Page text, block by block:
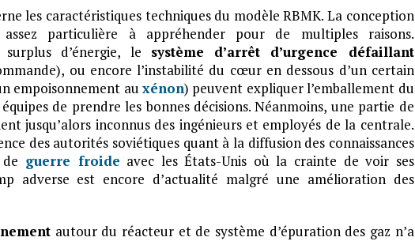
les caractéristiques techniques du modèle RBMK. La conception
particulière à appréhender pour de multiples raisons.
d’énergie, le système d’arrêt d’urgence défaillant
ou encore l’instabilité du cœur en dessous d’un certain
empoisonnement auxénon) peuvent expliquer l’emballement du
de prendre les bonnes décisions. Néanmoins, une partie de
jusqu’alors inconnus des ingénieurs et employés de la centrale.
des autorités soviétiques quant à la diffusion des connaissances
guerre froide avec les États-Unis où la crainte de voir ses
adverse est encore d’actualité malgré une amélioration des
autour du réacteur et de système d’épuration des gaz n’a